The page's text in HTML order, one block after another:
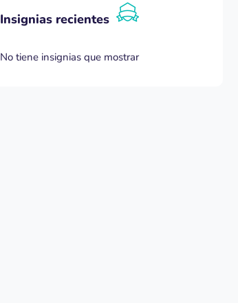
Insignias recientes
No tiene insignias que mostrar